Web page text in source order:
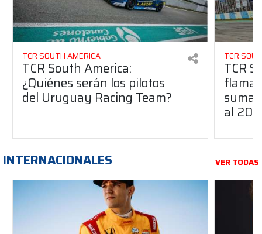
TCR SOUTH AMERICA
TCR South America:
¿Quiénes serán los pilotos
del Uruguay Racing Team?
TCR
TCR
suma
al
INTERNACIONALES VER TODAS